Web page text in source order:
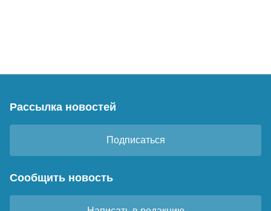
Рассылка новостей
Подписаться
Сообщить новость